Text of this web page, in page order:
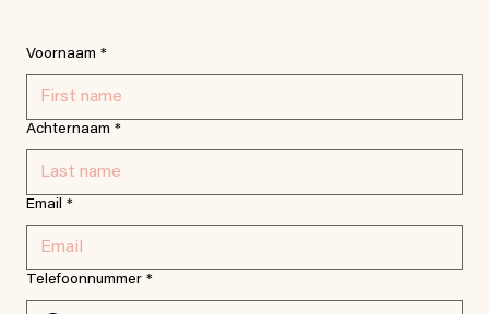
Voornaam *
Achternaam *
Email *
Telefoonnummer *